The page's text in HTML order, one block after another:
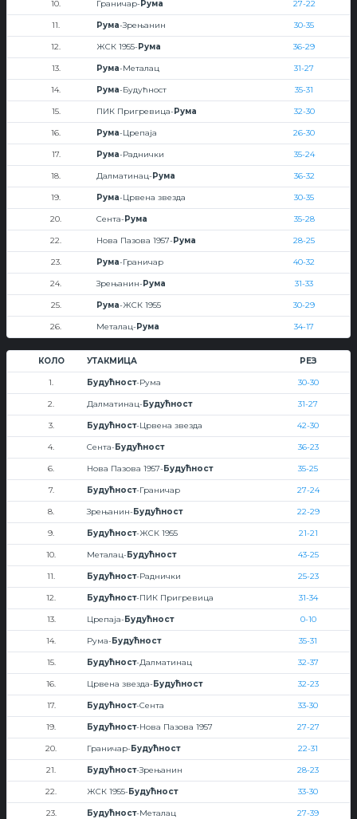
10. Граничар-Рума 27-22
11. Рума-Зрењанин 30-35
12. ЖСК 1955-Рума 36-29
13. Рума-Металац 31-27
14. Рума-Будућност 35-31
15. ПИК Пригревица-Рума 32-30
16. Рума-Црепаја 26-30
17. Рума-Раднички 35-24
18. Далматинац-Рума 36-32
19. Рума-Црвена звезда 30-35
20. Сента-Рума 35-28
22. Нова Пазова 1957-Рума 28-25
23. Рума-Граничар 40-32
24. Зрењанин-Рума 31-33
25. Рума-ЖСК 1955 30-29
26. Металац-Рума 34-17
КОЛО УТАКМИЦА РЕЗ
1. Будућност-Рума 30-30
2. Далматинац-Будућност 31-27
3. Будућност-Црвена звезда 42-30
4. Сента-Будућност 36-23
6. Нова Пазова 1957-Будућност 35-25
7. Будућност-Граничар 27-24
8. Зрењанин-Будућност 22-29
9. Будућност-ЖСК 1955 21-21
10. Металац-Будућност 43-25
11. Будућност-Раднички 25-23
12. Будућност-ПИК Пригревица 31-34
13. Црепаја-Будућност 0-10
14. Рума-Будућност 35-31
15. Будућност-Далматинац 32-37
16. Црвена звезда-Будућност 32-23
17. Будућност-Сента 33-30
19. Будућност-Нова Пазова 1957 27-27
20. Граничар-Будућност 22-31
21. Будућност-Зрењанин 28-23
22. ЖСК 1955-Будућност 33-30
23. Будућност-Металац 27-39